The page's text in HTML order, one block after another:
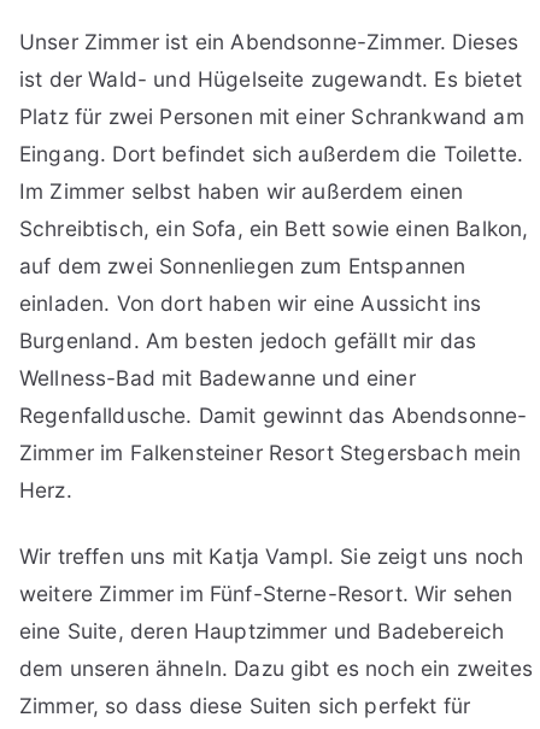
Unser Zimmer ist ein Abendsonne-Zimmer. Dieses
ist der Wald- und Hügelseite zugewandt. Es bietet
Platz für zwei Personen mit einer Schrankwand am
Eingang. Dort befindet sich außerdem die Toilette.
Im Zimmer selbst haben wir außerdem einen
Schreibtisch, ein Sofa, ein Bett sowie einen Balkon,
auf dem zwei Sonnenliegen zum Entspannen
einladen. Von dort haben wir eine Aussicht ins
Burgenland. Am besten jedoch gefällt mir das
Wellness-Bad mit Badewanne und einer
Regenfalldusche. Damit gewinnt das Abendsonne-
Zimmer im Falkensteiner Resort Stegersbach mein
Herz.
Wir treffen uns mit Katja Vampl. Sie zeigt uns noch
weitere Zimmer im Fünf-Sterne-Resort. Wir sehen
eine Suite, deren Hauptzimmer und Badebereich
dem unseren ähneln. Dazu gibt es noch ein zweites
Zimmer, so dass diese Suiten sich perfekt für